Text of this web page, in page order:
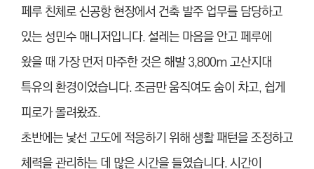
페루 친체로 신공항 현장에서 건축 발주 업무를 담당하고
있는 성민수 매니저입니다. 설레는 마음을 안고 페루에
왔을 때 가장 먼저 마주한 것은 해발 3,800m 고산지대
특유의 환경이었습니다. 조금만 움직여도 숨이 차고, 쉽게
피로가 몰려왔죠.
초반에는 낯선 고도에 적응하기 위해 생활 패턴을 조정하고
체력을 관리하는 데 많은 시간을 들였습니다. 시간이